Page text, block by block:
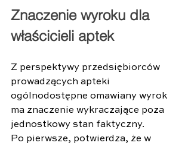
Znaczenie wyroku dla
właścicieli aptek
Z perspektywy przedsiębiorców
prowadzących apteki
ogólnodostępne omawiany wyrok
ma znaczenie wykraczające poza
jednostkowy stan faktyczny.
Po pierwsze, potwierdza, że w